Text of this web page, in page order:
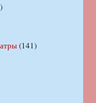
(141)